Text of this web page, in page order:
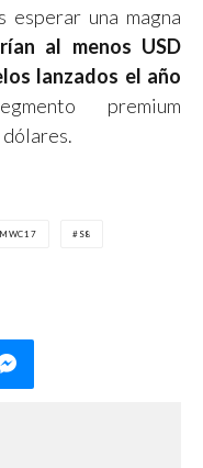
esperar una magna
al menos USD
lanzados el año
premium
MWC17 S8